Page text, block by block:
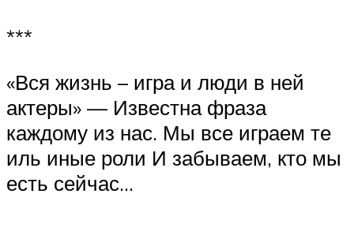
***
«Вся жизнь – игра и люди в ней
актеры» — Известна фраза
каждому из нас. Мы все играем те
иль иные роли И забываем, кто мы
есть сейчас…